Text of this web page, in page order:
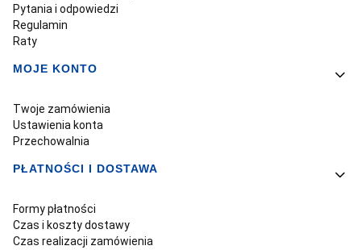
Pytania i odpowiedzi
Regulamin
Raty
MOJE KONTO
Twoje zamówienia
Ustawienia konta
Przechowalnia
PŁATNOŚCI I DOSTAWA
Formy płatności
Czas i koszty dostawy
Czas realizacji zamówienia